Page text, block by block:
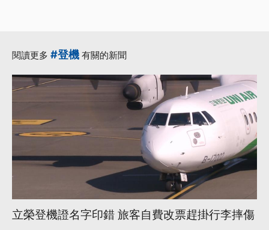
閱讀更多 #登機 有關的新聞
立榮登機證名字印錯 旅客自費改票趕掛行李摔傷